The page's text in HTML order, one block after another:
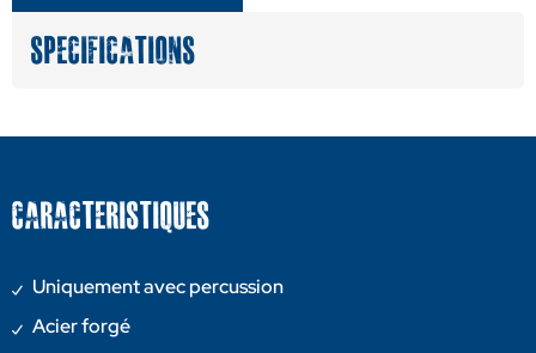
Specifications
CARACTERISTIQUES
Uniquement avec percussion
Acier forgé